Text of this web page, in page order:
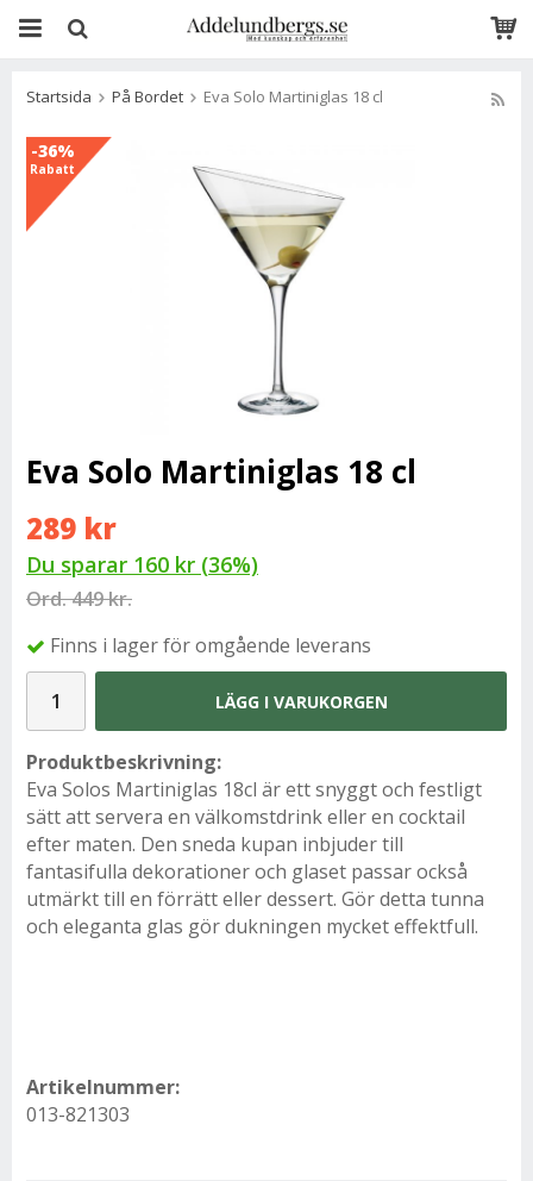
Startsida På Bordet Eva Solo Martiniglas 18 cl
-36%
Rabatt
Eva Solo Martiniglas 18 cl
289 kr
Du sparar 160 kr (36%)
Ord.449 kr.
Finns i lager för omgående leverans
LÄGG I VARUKORGEN
Produktbeskrivning:
Eva Solos Martiniglas 18cl är ett snyggt och festligt
sätt att servera en välkomstdrink eller en cocktail
efter maten. Den sneda kupan inbjuder till
fantasifulla dekorationer och glaset passar också
utmärkt till en förrätt eller dessert. Gör detta tunna
och eleganta glas gör dukningen mycket effektfull.
Artikelnummer:
013-821303